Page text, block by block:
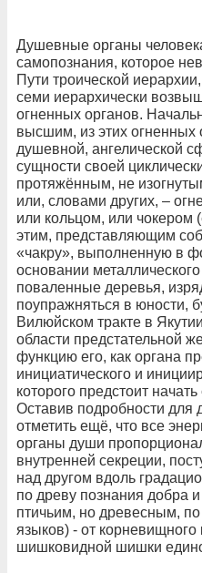
Душевные органы
самопознания, которое
Пути троической
семи иерархически
огненных органов.
высшим, из этих огненных
душевной, ангелической
сущности своей
протяжённым, не
или, словами других, –
или кольцом, или чокером
этим, представляющим
«чакру», выполненную в
основании
поваленные деревья,
поупражняться в юности,
Вилюйском тракте в
области предстательной
функцию его, как органа
инициатического и
которого предстоит
Оставив подробности для
отметить ещё, что все
органы души
внутренней секреции,
над другом вдоль
по древу познания добра
птичьим, но древесным,
языков) - от корневищного
шишковидной шишки